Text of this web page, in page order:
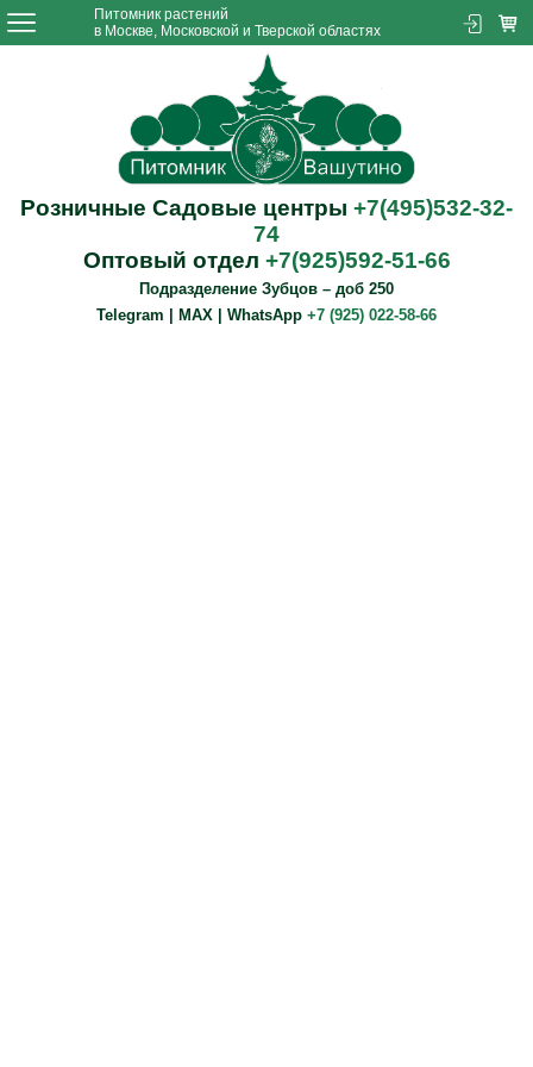
Питомник растений
в Москве, Московской и Тверской областях
Розничные Садовые центры +7(495)532-32-
74
Оптовый отдел +7(925)592-51-66
Подразделение Зубцов – доб 250
Telegram | MAX | WhatsApp +7 (925) 022-58-66